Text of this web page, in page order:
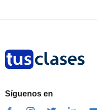
Síguenos en